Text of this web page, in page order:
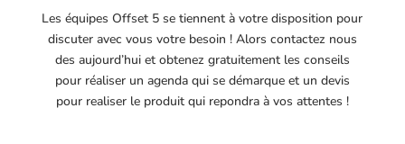
Les équipes Offset 5 se tiennent à votre disposition pour
discuter avec vous votre besoin ! Alors contactez nous
des aujourd’hui et obtenez gratuitement les conseils
pour réaliser un agenda qui se démarque et un devis
pour realiser le produit qui repondra à vos attentes !